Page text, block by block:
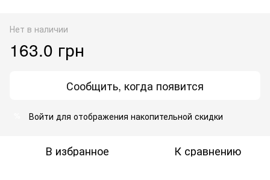
Нет в наличии
163.0 грн
Сообщить, когда появится
Войти для отображения накопительной скидки
В избранное К сравнению